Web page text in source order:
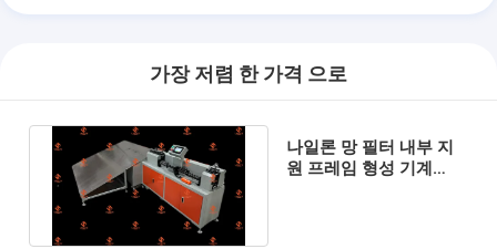
공기 정화 필터 성형기
포켓 필터 성형기
자동리벳기계
가장 저렴 한 가격 으로
나일론 망 필터 내부 지
원 프레임 형성 기계